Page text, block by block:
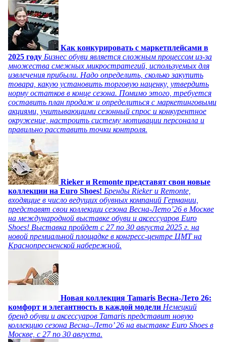
Как конкурировать с маркетплейсами в
2025 году Бизнес обуви является сложным процессом из-за
множества смежных микростратегий, используемых для
извлечения прибыли. Надо определить, сколько закупить
товара, какую установить торговую наценку, утвердить
норму остатков в конце сезона. Помимо этого, требуется
составить план продаж и определиться с маркетинговыми
акциями, учитывающими сезонный спрос и конкурентное
окружение, настроить систему мотивации персонала и
правильно расставить точки контроля.
Rieker и Remonte представят свои новые
коллекции на Euro Shoes! Бренды Rieker и Remonte,
входящие в число ведущих обувных компаний Германии,
представят свои коллекции сезона Весна-Лето’26 в Москве
на международной выставке обуви и аксессуаров Euro
Shoes! Выставка пройдет c 27 по 30 августа 2025 г. на
новой премиальной площадке в конгресс-центре ЦМТ на
Краснопресненской набережной.
Новая коллекция Tamaris Весна-Лето 26:
комфорт и элегантность в каждой модели Немецкий
бренд обуви и аксессуаров Tamaris представит новую
коллекцию сезона Весна–Лето’ 26 на выставке Euro Shoes в
Москве, с 27 по 30 августа.